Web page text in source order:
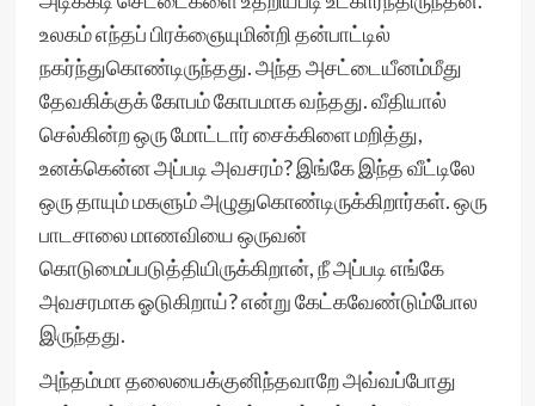
உலகம் எந்தப் பிரக்ஞையுமின்றி தன்பாட்டில்
நகர்ந்துகொண்டிருந்தது. அந்த அசட்டையீனம்மீது
தேவகிக்குக் கோபம் கோபமாக வந்தது. வீதியால்
செல்கின்ற ஒரு மோட்டார் சைக்கிளை மறித்து,
உனக்கென்ன அப்படி அவசரம்? இங்கே இந்த வீட்டிலே
ஒரு தாயும் மகளும் அழுதுகொண்டிருக்கிறார்கள். ஒரு
பாடசாலை மாணவியை ஒருவன்
கொடுமைப்படுத்தியிருக்கிறான், நீ அப்படி எங்கே
அவசரமாக ஓடுகிறாய்? என்று கேட்கவேண்டும்போல
இருந்தது.
அந்தம்மா தலையைக்குனிந்தவாறே அவ்வப்போது